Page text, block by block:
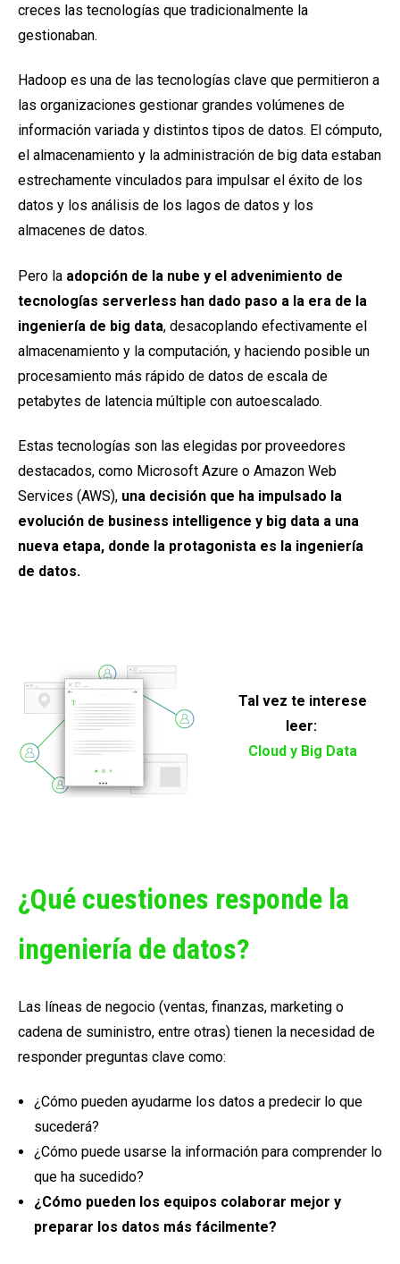
creces las tecnologías que tradicionalmente la
gestionaban.
Hadoop es una de las tecnologías clave que permitieron a
las organizaciones gestionar grandes volúmenes de
información variada y distintos tipos de datos. El cómputo,
el almacenamiento y la administración de big data estaban
estrechamente vinculados para impulsar el éxito de los
datos y los análisis de los lagos de datos y los
almacenes de datos.
Pero la adopción de la nube y el advenimiento de
tecnologías serverless han dado paso a la era de la
ingeniería de big data, desacoplando efectivamente el
almacenamiento y la computación, y haciendo posible un
procesamiento más rápido de datos de escala de
petabytes de latencia múltiple con autoescalado.
Estas tecnologías son las elegidas por proveedores
destacados, como Microsoft Azure o Amazon Web
Services (AWS), una decisión que ha impulsado la
evolución de business intelligence y big data a una
nueva etapa, donde la protagonista es la ingeniería
de datos.
Tal vez te interese
leer:
Cloud y Big Data
¿Qué cuestiones responde la
ingeniería de datos?
Las líneas de negocio (ventas, finanzas, marketing o
cadena de suministro, entre otras) tienen la necesidad de
responder preguntas clave como:
¿Cómo pueden ayudarme los datos a predecir lo que
sucederá?
¿Cómo puede usarse la información para comprender lo
que ha sucedido?
¿Cómo pueden los equipos colaborar mejor y
preparar los datos más fácilmente?